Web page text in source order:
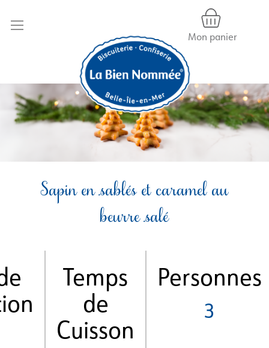
Mon panier
au
contenu
Sapin en sablés et caramel au
beurre salé
Temps
de
Cuisson
Personnes
3